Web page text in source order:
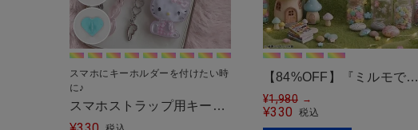
スマホにキーホルダーを付けたい時
に♪
スマホストラップ用キーリ
【84%OFF】『ミルモでポ
ン!』シリコンポーチ
¥1,980 →
¥330 税込